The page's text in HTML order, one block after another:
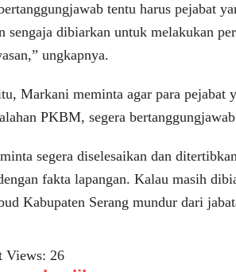
tentu harus pejabat
sengaja dibiarkan untuk melakukan
ungkapnya.
Markani meminta agar para pejabat
PKBM, segera
segera diselesaikan dan
fakta lapangan. Kalau masih
Kabupaten Serang mundur dari
Views: 26